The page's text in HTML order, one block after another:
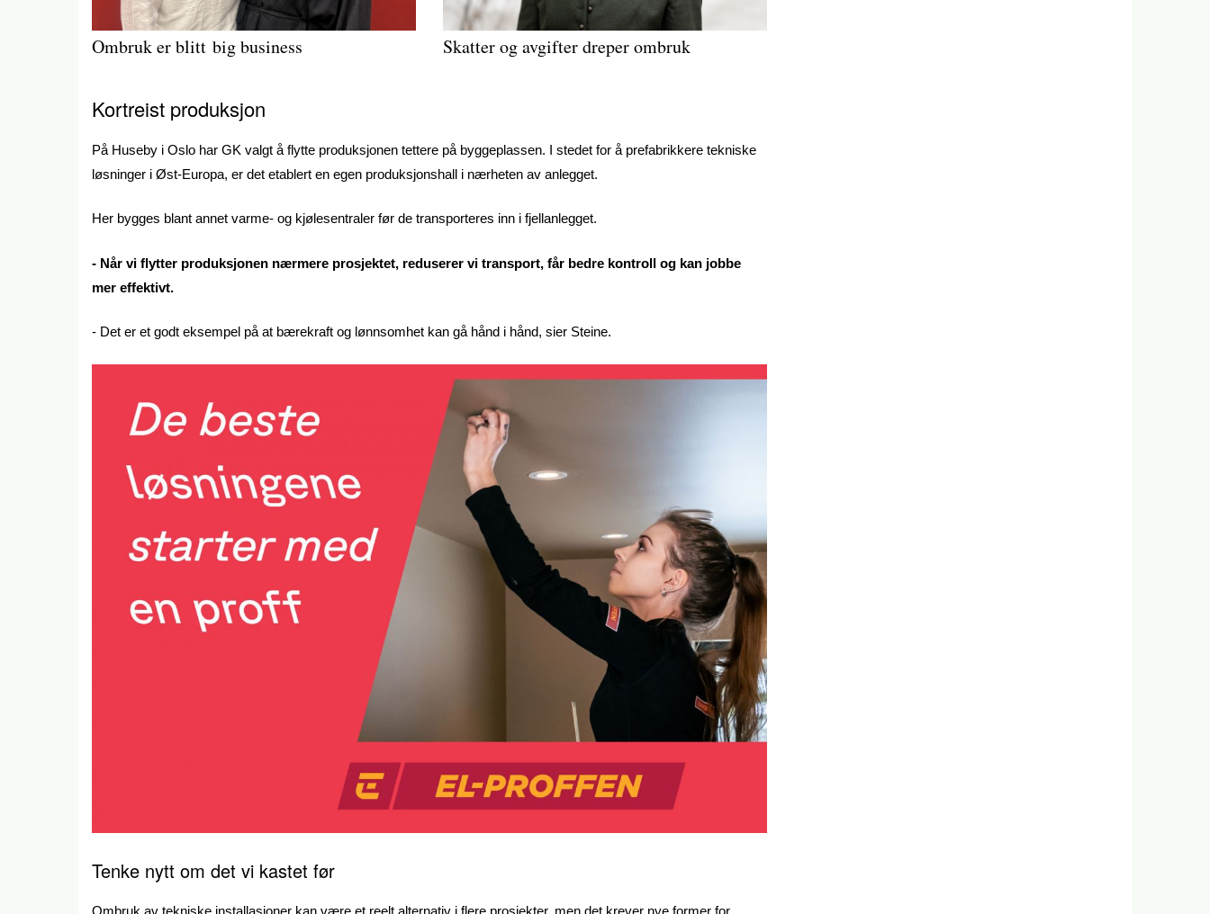
Ombruk er blitt big business Skatter og avgifter dreper ombruk
Kortreist produksjon
På Huseby i Oslo har GK valgt å flytte produksjonen tettere på byggeplassen. I stedet for å prefabrikkere tekniske
løsninger i Øst-Europa, er det etablert en egen produksjonshall i nærheten av anlegget.
Her bygges blant annet varme- og kjølesentraler før de transporteres inn i fjellanlegget.
- Når vi flytter produksjonen nærmere prosjektet, reduserer vi transport, får bedre kontroll og kan jobbe
mer effektivt.
- Det er et godt eksempel på at bærekraft og lønnsomhet kan gå hånd i hånd, sier Steine.
Tenke nytt om det vi kastet før
Ombruk av tekniske installasjoner kan være et reelt alternativ i flere prosjekter, men det krever nye former for